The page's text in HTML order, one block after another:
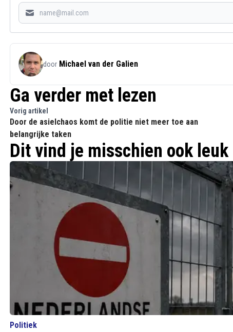
door Michael van der Galien
Ga verder met lezen
Vorig artikel
Door de asielchaos komt de politie niet meer toe aan
belangrijke taken
Dit vind je misschien ook leuk
Politiek